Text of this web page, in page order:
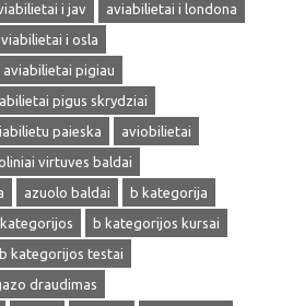
i jav
aviabilietai i londona
i osla
aviabilietai pigiau
pigus skrydziai
paieska
aviobilietai
virtuves baldai
azuolo baldai
b kategorija
b kategorijos kursai
b kategorijos testai
draudimas